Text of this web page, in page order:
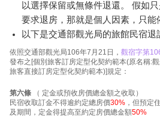
以選擇保留或無條件退還。 假如
要求退房，那就是個人因素，只能
以下是交通部觀光局的旅館民宿退
依照交通部觀光局106年7月21日， 觀宿字第
發布之[個別旅客訂房定型化契約範本(原名稱:
旅客直接訂房定型化契約範本)]規定：
第六條 （ 定金或預收房價總金額之收取）
民宿收取訂金不得逾約定總房價30% ，但預定
及期間，定金得提高至約定房價總金額50%